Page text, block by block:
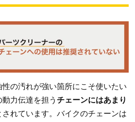
の汚れが強い箇所にこそ使いたい
力伝達を担う チェーンにはあまり
されています。バイクのチェーンは